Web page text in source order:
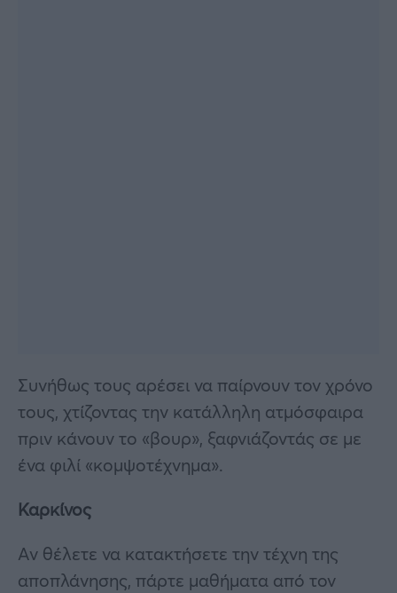
Συνήθως τους αρέσει να παίρνουν τον χρόνο
τους, χτίζοντας την κατάλληλη ατμόσφαιρα
πριν κάνουν το «βουρ», ξαφνιάζοντάς σε με
ένα φιλί «κομψοτέχνημα».
Καρκίνος
Αν θέλετε να κατακτήσετε την τέχνη της
αποπλάνησης, πάρτε μαθήματα από τον